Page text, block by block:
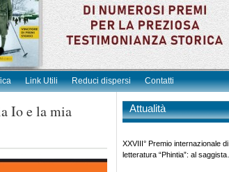
Link Utili Reduci dispersi Contatti
Io e la mia
Attualità
XXVIII° Premio internazionale di
letteratura “Phintia”: al saggista